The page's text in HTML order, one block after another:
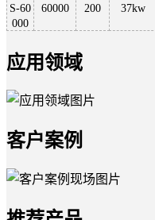
S-60
000
60000 200 37kw
应用领域
客户案例